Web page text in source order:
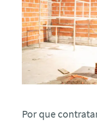
Por que